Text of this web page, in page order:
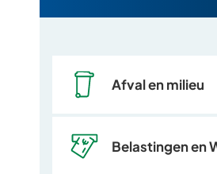
Afval en milieu
Belastingen en